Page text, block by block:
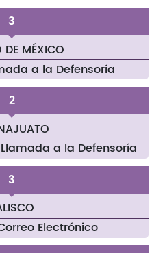
3
DE MÉXICO
a la Defensoría
2
a la Defensoría
3
Electrónico